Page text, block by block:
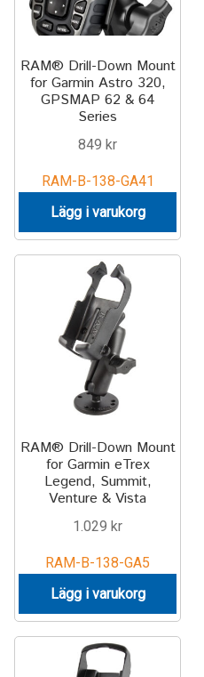
RAM® Drill-Down Mount
for Garmin Astro 320,
GPSMAP 62 & 64
Series
849 kr
RAM-B-138-GA41
Lägg i varukorg
RAM® Drill-Down Mount
for Garmin eTrex
Legend, Summit,
Venture & Vista
1.029 kr
RAM-B-138-GA5
Lägg i varukorg